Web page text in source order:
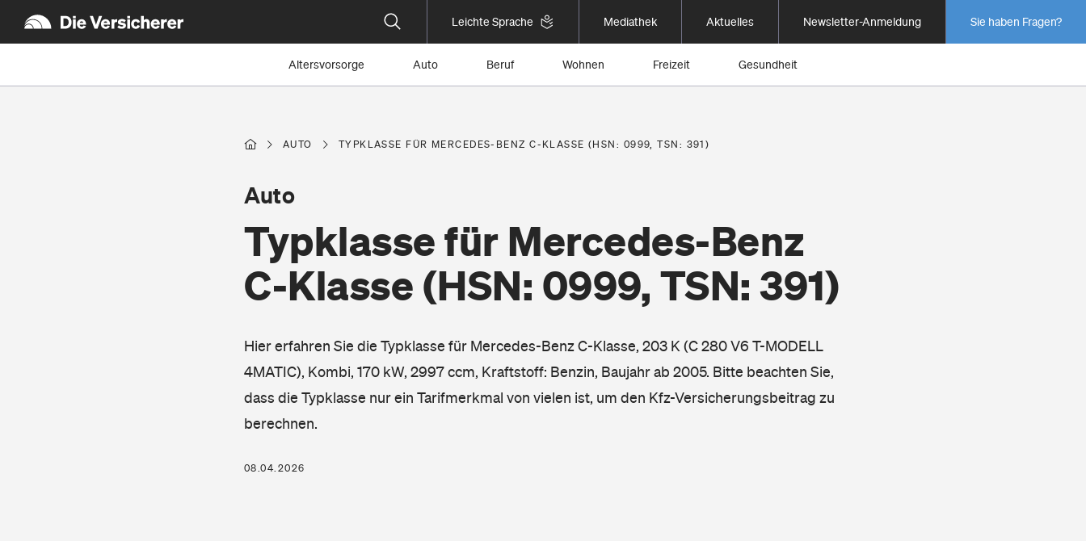
Leichte Sprache Mediathek Aktuelles Newsletter-Anmeldung Sie haben Fragen?
Altersvorsorge Auto Beruf Wohnen Freizeit Gesundheit
AUTO TYPKLASSE FÜR MERCEDES-BENZ C-KLASSE (HSN: 0999, TSN: 391)
Typklasse für Mercedes-Benz
C-Klasse (HSN: 0999, TSN: 391)
Auto
Hier erfahren Sie die Typklasse für Mercedes-Benz C-Klasse, 203 K (C 280 V6 T-MODELL
4MATIC), Kombi, 170 kW, 2997 ccm, Kraftstoff: Benzin, Baujahr ab 2005. Bitte beachten Sie,
dass die Typklasse nur ein Tarifmerkmal von vielen ist, um den Kfz-Versicherungsbeitrag zu
berechnen.
08.04.2026